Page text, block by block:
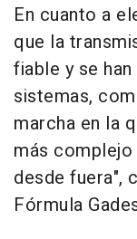
En cuanto a
que la
fiable y se
sistemas,
marcha en la
más
desde fuera",
Fórmula